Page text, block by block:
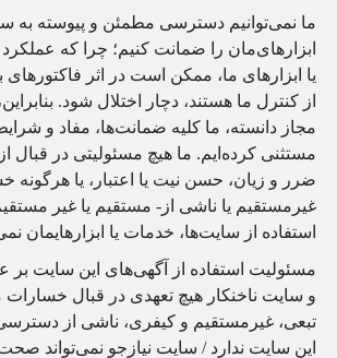
ما نمی‌توانیم دسترسی مطمئن و پیوسته به
ابزارهای‌مان را ضمانت کنیم؛ چرا که
یا ابزارهای ما، ممکن است در اثر
از کنترل ما هستند، دچار اختلال شود.
مجاز دانسته، ما کلیه ضمانت‌ها، مفاد و
مستثنی کرده‌ایم. ما هیچ مسئولیتی در قبال
ضرر و زیان، حسن نیت یا اعتبار، یا
غیرمستقیم یا ناشی از- مستقیم یا غیر
استفاده از سایت‌ها، خدمات یا ابزارهایمان
مسئولیت استفاده از آگهی‌های این سایت بر
و سایت ناخنکار هیچ تعهدى در قبال خسارات
تبعى، غیرمستقیم و کیفرى، ناشى از
این سایت ندارد / سایت نیازجو نمی‌تواند